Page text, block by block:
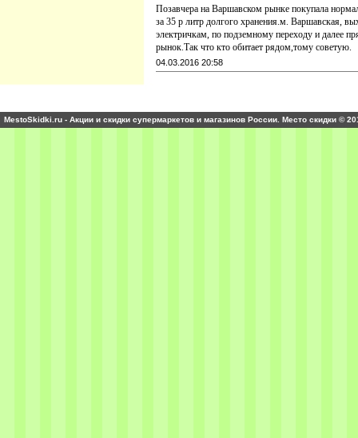
Позавчера на Варшавском рынке покупала
за 35 р литр долгого хранения.м. Варшавская,
электричкам, по подземному переходу и далее
рынок.Так что кто обитает рядом,тому советую.
04.03.2016 20:58
MestoSkidki.ru - Акции и скидки супермаркетов и магазинов России. Место скидки ©